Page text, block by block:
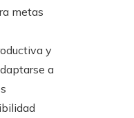
metas
y
a